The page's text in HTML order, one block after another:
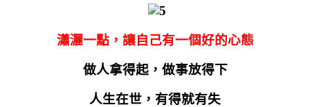
瀟灑一點，讓自己有一個好的心態
做人拿得起，做事放得下
人生在世，有得就有失